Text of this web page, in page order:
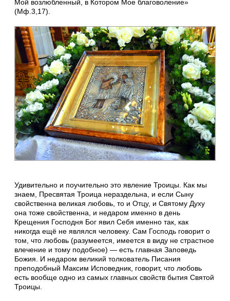
Мой возлюбленный, в Котором Мое благоволение»
(Мф.3,17).
Удивительно и поучительно это явление Троицы. Как мы
знаем, Пресвятая Троица нераздельна, и если Сыну
свойственна великая любовь, то и Отцу, и Святому Духу
она тоже свойственна, и недаром именно в день
Крещения Господня Бог явил Себя именно так, как
никогда ещё не являлся человеку. Сам Господь говорит о
том, что любовь (разумеется, имеется в виду не страстное
влечение и тому подобное) — есть главная Заповедь
Божия. И недаром великий толкователь Писания
преподобный Максим Исповедник, говорит, что любовь
есть вообще одно из самых главных свойств бытия Святой
Троицы.